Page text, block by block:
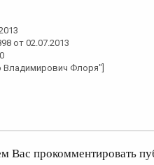
от 02.07.2013
Владимирович Флоря"]
Вас прокомментировать